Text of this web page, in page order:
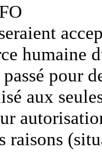
humaine
pour
aux